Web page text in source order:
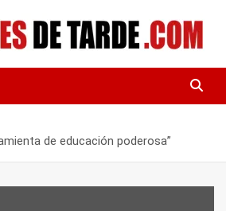
DE TARDE
de educación poderosa”